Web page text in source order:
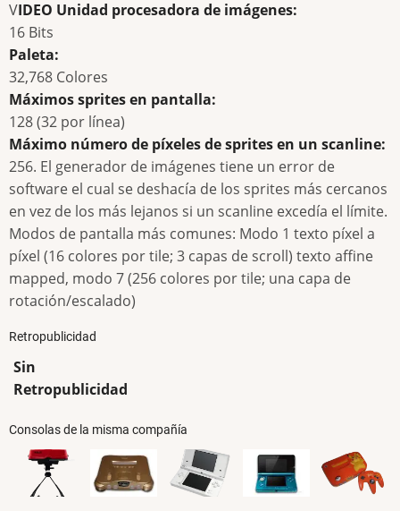
VIDEO Unidad procesadora de imágenes:
16 Bits
Paleta:
32,768 Colores
Máximos sprites en pantalla:
128 (32 por línea)
Máximo número de píxeles de sprites en un scanline:
256. El generador de imágenes tiene un error de
software el cual se deshacía de los sprites más cercanos
en vez de los más lejanos si un scanline excedía el límite.
Modos de pantalla más comunes: Modo 1 texto píxel a
píxel (16 colores por tile; 3 capas de scroll) texto affine
mapped, modo 7 (256 colores por tile; una capa de
rotación/escalado)
Retropublicidad
Sin
Retropublicidad
Consolas de la misma compañía